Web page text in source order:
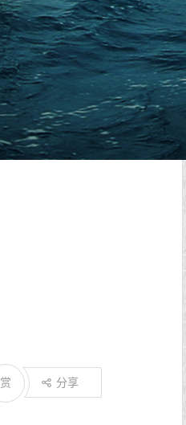
分享
赏